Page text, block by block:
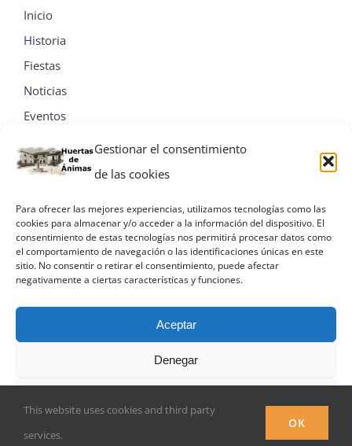
Gestionar el consentimiento
de las cookies
Para ofrecer las mejores experiencias, utilizamos tecnologías como las
cookies para almacenar y/o acceder a la información del dispositivo. El
consentimiento de estas tecnologías nos permitirá procesar datos como
el comportamiento de navegación o las identificaciones únicas en este
sitio. No consentir o retirar el consentimiento, puede afectar
negativamente a ciertas características y funciones.
Aceptar
Denegar
Inicio
Historia
Fiestas
Noticias
Eventos
Facebook
This website uses cookies and third party
services.
OK